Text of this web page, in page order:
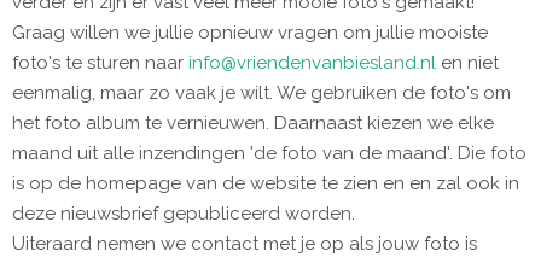
Graag willen we jullie opnieuw vragen om jullie mooiste
foto's te sturen naar info@vriendenvanbiesland.nl en niet
eenmalig, maar zo vaak je wilt. We gebruiken de foto's om
het foto album te vernieuwen. Daarnaast kiezen we elke
maand uit alle inzendingen 'de foto van de maand'. Die foto
is op de homepage van de website te zien en en zal ook in
deze nieuwsbrief gepubliceerd worden.
Uiteraard nemen we contact met je op als jouw foto is